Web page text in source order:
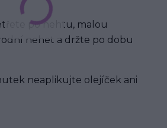
po nehtu, malou
nehet a držte po dobu
neaplikujte olejíček ani